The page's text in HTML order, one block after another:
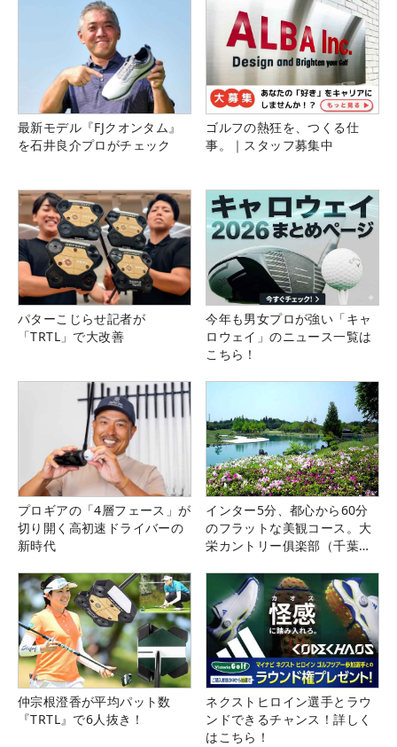
最新モデル『FJクオンタム』
を石井良介プロがチェック
ゴルフの熱狂を、つくる仕
事。｜スタッフ募集中
パターこじらせ記者が
「TRTL」で大改善
今年も男女プロが強い「キャ
ロウェイ」のニュース一覧は
こちら！
プロギアの「4層フェース」が
切り開く高初速ドライバーの
新時代
インター5分、都心から60分
のフラットな美観コース。大
栄カントリー俱楽部（千葉
仲宗根澄香が平均パット数
『TRTL』で6人抜き！
ネクストヒロイン選手とラウ
ンドできるチャンス！詳しく
はこちら！